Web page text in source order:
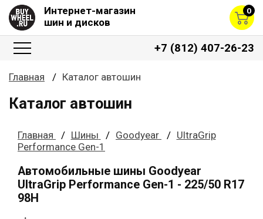
Интернет-магазин
шин и дисков
0
+7 (812) 407-26-23
Главная Каталог автошин
Каталог автошин
Главная Шины Goodyear
UltraGrip
Performance Gen-1
Автомобильные шины Goodyear
UltraGrip Performance Gen-1 - 225/50 R17
98H